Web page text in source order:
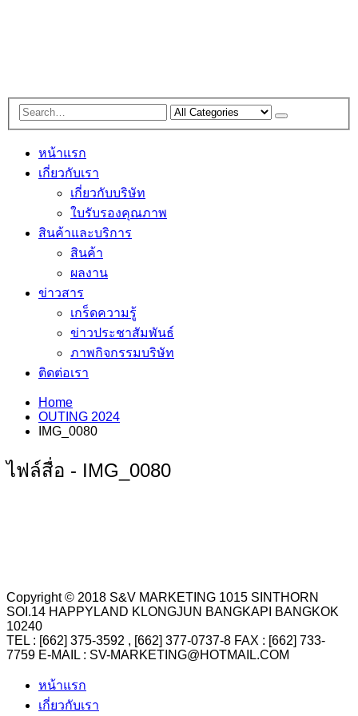
หน้าแรก
เกี่ยวกับเรา
เกี่ยวกับบริษัท
ใบรับรองคุณภาพ
สินค้าและบริการ
สินค้า
ผลงาน
ข่าวสาร
เกร็ดความรู้
ข่าวประชาสัมพันธ์
ภาพกิจกรรมบริษัท
ติดต่อเรา
Home
OUTING 2024
IMG_0080
ไฟล์สื่อ - IMG_0080
Copyright © 2018 S&V MARKETING 1015 SINTHORN
SOI.14 HAPPYLAND KLONGJUN BANGKAPI BANGKOK
10240
TEL : [662] 375-3592 , [662] 377-0737-8 FAX : [662] 733-
7759 E-MAIL : SV-MARKETING@HOTMAIL.COM
หน้าแรก
เกี่ยวกับเรา